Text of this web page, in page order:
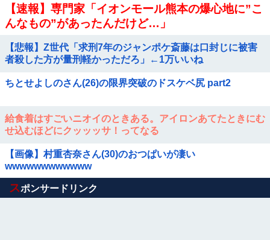
【速報】専門家「イオンモール熊本の爆心地に”こ
んなもの”があったんだけど…」
【悲報】Z世代「求刑7年のジャンポケ斎藤は口封じに被害
者殺した方が量刑軽かっただろ」←1万いいね
ちとせよしのさん(26)の限界突破のドスケベ尻 part2
給食着はすごいニオイのときある。アイロンあてたときにむ
せ込むほどにクッッッサ！ってなる
【画像】村重杏奈さん(30)のおつぱいが凄い
wwwwwwwwwwww
Powered by livedoor 相互RSS
スポンサードリンク